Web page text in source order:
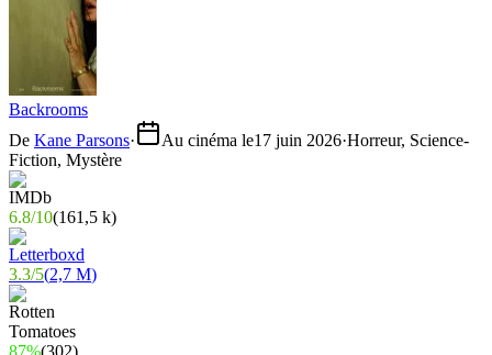
Backrooms
De Kane Parsons· Au cinéma le17 juin 2026·Horreur, Science-
Fiction, Mystère
6.8/10(161,5 k)
3.3/5(2,7 M)
87%(302)